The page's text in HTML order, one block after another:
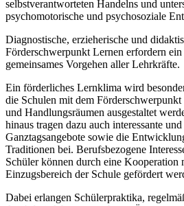
selbstverantworteten Handelns und
psychomotorische und psychosoziale
Diagnostische, erzieherische und
Förderschwerpunkt Lernen erfordern ein
gemeinsames Vorgehen aller Lehrkräfte.
Ein förderliches Lernklima wird
die Schulen mit dem
und Handlungsräumen ausgestaltet
hinaus tragen dazu auch interessante
Ganztagsangebote sowie die
Traditionen bei. Berufsbezogene
Schüler können durch eine Kooperation
Einzugsbereich der Schule gefördert
Dabei erlangen Schülerpraktika,